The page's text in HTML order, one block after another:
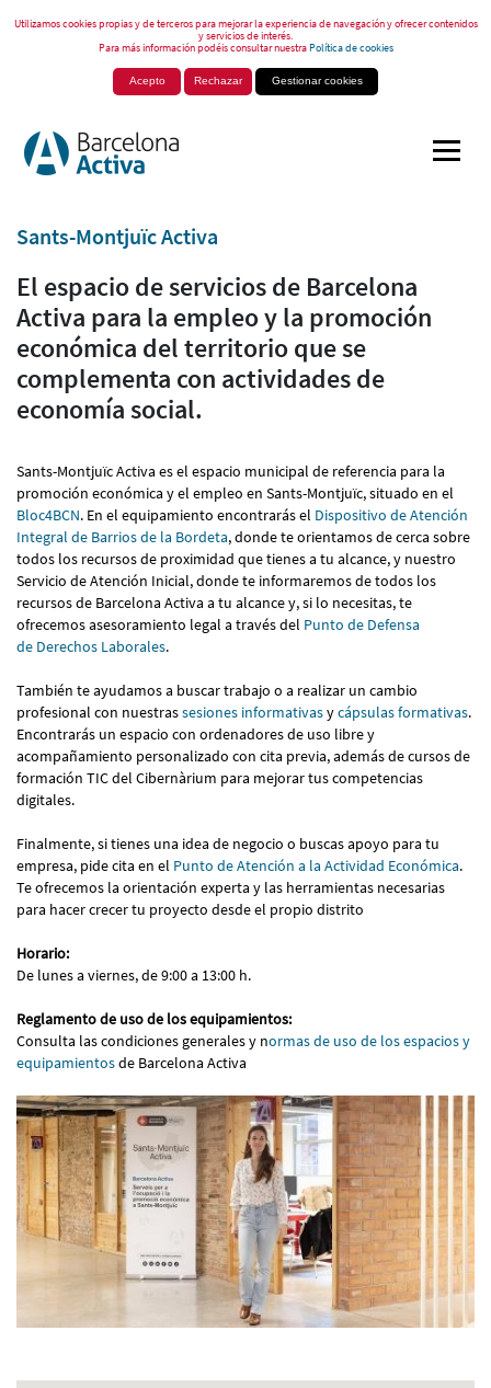
Utilizamos cookies propias y de terceros para mejorar la experiencia de navegación y ofrecer contenidos
y servicios de interés.
Para más información podéis consultar nuestraPolítica de cookies
Acepto Rechazar Gestionar cookies
Sants-Montjuïc Activa
El espacio de servicios de Barcelona
Activa para la empleo y la promoción
económica del territorio que se
complementa con actividades de
economía social.
Sants-Montjuïc Activa es el espacio municipal de referencia para la
promoción económica y el empleo en Sants-Montjuïc, situado en el
Bloc4BCN. En el equipamiento encontrarás el Dispositivo de Atención
Integral de Barrios de la Bordeta, donde te orientamos de cerca sobre
todos los recursos de proximidad que tienes a tu alcance, y nuestro
Servicio de Atención Inicial, donde te informaremos de todos los
recursos de Barcelona Activa a tu alcance y, si lo necesitas, te
ofrecemos asesoramiento legal a través del Punto de Defensa
de Derechos Laborales.
También te ayudamos a buscar trabajo o a realizar un cambio
profesional con nuestrassesiones informativasycápsulas formativas.
Encontrarás un espacio con ordenadores de uso libre y
acompañamiento personalizado con cita previa, además de cursos de
formación TIC del Cibernàrium para mejorar tus competencias
digitales.
Finalmente, si tienes una idea de negocio o buscas apoyo para tu
empresa, pide cita en el Punto de Atención a la Actividad Económica.
Te ofrecemos la orientación experta y las herramientas necesarias
para hacer crecer tu proyecto desde el propio distrito
Horario:
De lunes a viernes, de 9:00 a 13:00 h.
Reglamento de uso de los equipamientos:
Consulta las condiciones generales y normas de uso de los espacios y
equipamientosde Barcelona Activa